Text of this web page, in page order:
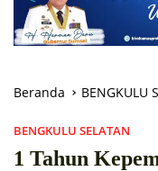
Beranda BENGKULU
BENGKULU SELATAN
1 Tahun